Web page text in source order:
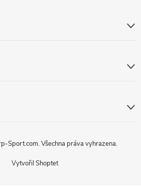
Vytvořil Shoptet
Sport.com. Všechna práva vyhrazena.